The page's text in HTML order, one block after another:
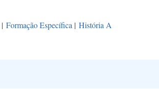
| Formação Específica | História A